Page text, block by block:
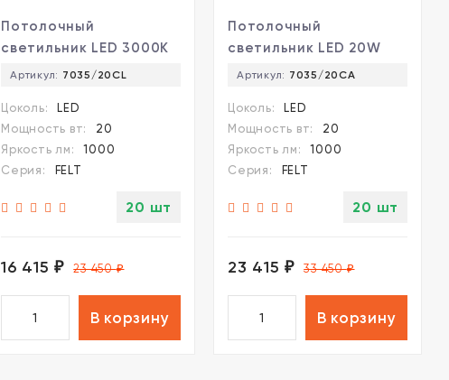
Потолочный
светильник LED 3000K
Odeon Light FELT
Артикул: 7035/20CL
Цоколь:
LED
Мощность вт:
20
Яркость лм:
1000
Серия:
FELT
20 шт
16 415₽ 23 450₽
В корзину
Потолочный
светильник LED 20W
3000K Odeon Light FELT
Артикул: 7035/20CA
Цоколь:
LED
Мощность вт:
20
Яркость лм:
1000
Серия:
FELT
20 шт
23 415₽ 33 450₽
В корзину